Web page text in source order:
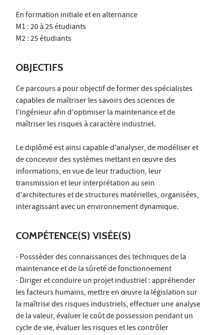
En formation initiale et en alternance
M1 : 20 à 25 étudiants
M2 : 25 étudiants
OBJECTIFS
Ce parcours a pour objectif de former des spécialistes
capables de maîtriser les savoirs des sciences de
l'ingénieur afin d'optimiser la maintenance et de
maîtriser les risques à caractère industriel.
Le diplômé est ainsi capable d'analyser, de modéliser et
de concevoir des systèmes mettant en œuvre des
informations, en vue de leur traduction, leur
transmission et leur interprétation au sein
d'architectures et de structures matérielles, organisées,
interagissant avec un environnement dynamique.
COMPÉTENCE(S) VISÉE(S)
- Posssèder des connaissances des techniques de la
maintenance et de la sûreté de fonctionnement
- Diriger et conduire un projet industriel : appréhender
les facteurs humains, mettre en œuvre la législation sur
la maîtrise des risques industriels, effectuer une analyse
de la valeur, évaluer le coût de possession pendant un
cycle de vie, évaluer les risques et les contrôler